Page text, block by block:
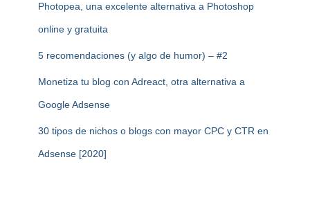
Photopea, una excelente alternativa a Photoshop
online y gratuita
5 recomendaciones (y algo de humor) – #2
Monetiza tu blog con Adreact, otra alternativa a
Google Adsense
30 tipos de nichos o blogs con mayor CPC y CTR en
Adsense [2020]